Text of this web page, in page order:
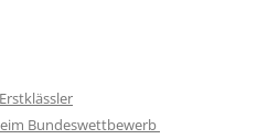
Bundeswettbewerb